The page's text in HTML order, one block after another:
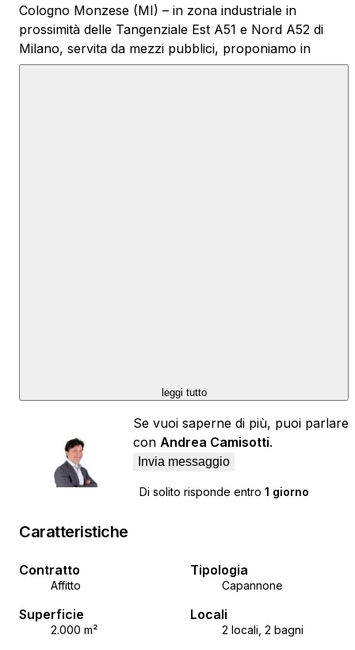
Cologno Monzese (MI) – in zona industriale in
prossimità delle Tangenziale Est A51 e Nord A52 di
Milano, servita da mezzi pubblici, proponiamo in
locazione un immobile artigianale di mq. 2000, doppio
leggi tutto
Se vuoi saperne di più, puoi parlare
con Andrea Camisotti.
Invia messaggio
Di solito risponde entro 1 giorno
Caratteristiche
Contratto
Affitto
Tipologia
Capannone
Superficie
2.000 m²
Locali
2 locali, 2 bagni